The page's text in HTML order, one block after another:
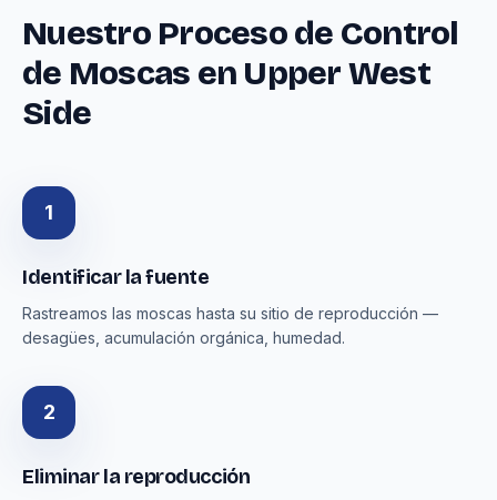
Nuestro Proceso de Control
de Moscas en Upper West
Side
1
Identificar la fuente
Rastreamos las moscas hasta su sitio de reproducción —
desagües, acumulación orgánica, humedad.
2
Eliminar la reproducción